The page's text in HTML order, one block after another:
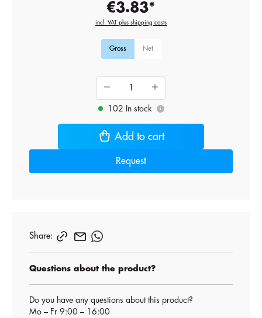
€3.83*
incl. VAT plus shipping costs
Gross Net
102 In stock i
Add to cart
Request
Share:
Questions about the product?
Do you have any questions about this product?
Mo – Fr 9:00 – 16:00